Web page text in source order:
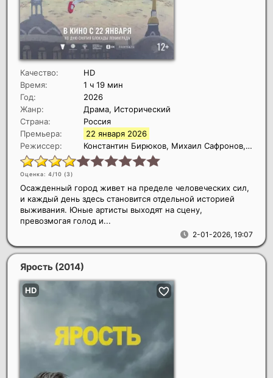
Качество:
HD
Время:
1 ч 19 мин
Год:
2026
Жанр:
Драма, Исторический
Страна:
Россия
Премьера:
22 января 2026
Режиссер:
Константин Бирюков, Михаил Сафронов, В. Васильев
Оценка: 4/10 (3)
2-01-2026, 19:07
Осажденный город живет на пределе человеческих сил,
и каждый день здесь становится отдельной историей
выживания. Юные артисты выходят на сцену,
превозмогая голод и...
Ярость (2014)